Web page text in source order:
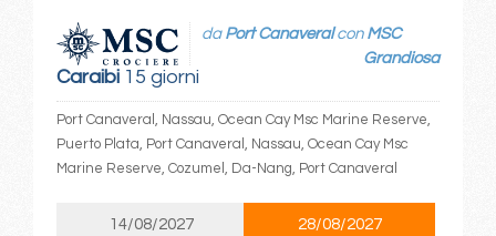
Caraibi15 giorni
da Port Canaveralcon MSC
Grandiosa
Port Canaveral, Nassau, Ocean Cay Msc Marine Reserve,
Puerto Plata, Port Canaveral, Nassau, Ocean Cay Msc
Marine Reserve, Cozumel, Da-Nang, Port Canaveral
14/08/2027
28/08/2027